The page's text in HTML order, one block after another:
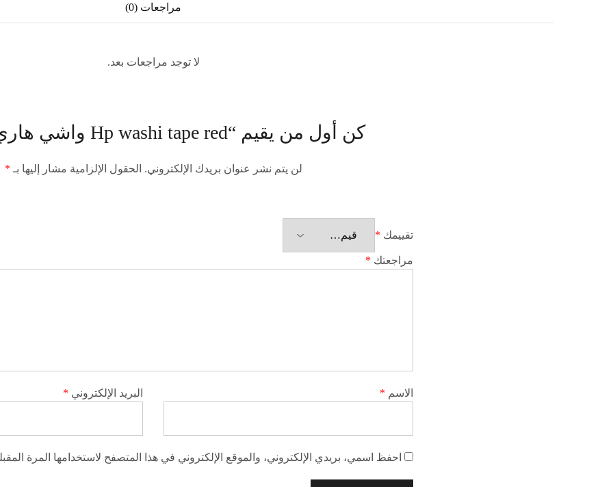
مراجعات (0)
لا توجد مراجعات بعد.
كن أول من يقيم “Hp washi tape red واشي هاري احمر”
لن يتم نشر عنوان بريدك الإلكتروني. الحقول الإلزامية مشار إليها بـ *
تقييمك *
مراجعتك *
الاسم * البريد الإلكتروني *
احفظ اسمي، بريدي الإلكتروني، والموقع الإلكتروني في هذا المتصفح لاستخدامها المرة